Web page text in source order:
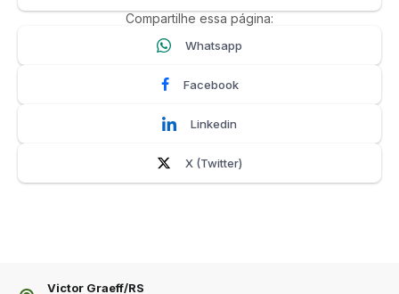
Compartilhe essa página:
Whatsapp
Facebook
Linkedin
X (Twitter)
Victor Graeff/RS